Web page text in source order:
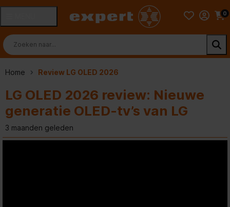
0
Home Review LG OLED 2026
LG OLED 2026 review: Nieuwe
generatie OLED-tv’s van LG
3 maanden geleden